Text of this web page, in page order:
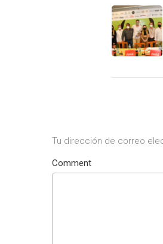
Tu dirección de correo
Comment